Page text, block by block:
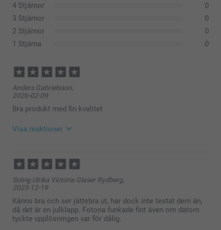
4 Stjärnor
0
3 Stjärnor
0
2 Stjärnor
0
1 Stjärna
0
Anders Gabrielsson,
2026-02-09
Bra produkt med fin kvalitet
Visa reaktioner
15:20
Hej Anders,
Stort tack för dina ⭐️⭐️⭐️⭐️⭐️ och omdöme, kul att du
är nöjd med dina grytunderlägg, vi hoppas du har
glädje av dem under lång tid framöver!
Vi önskar dig en fin dag!
Varma hälsningar,
Kirsi @smartphoto
Solvig Ulrika Victoria Glaser Rydberg,
2023-12-19
Känns bra och ser jättebra ut, har dock inte testat dem än,
då det är en julklapp. Fotona funkade fint även om datorn
tyckte upplösningen var för dålig.